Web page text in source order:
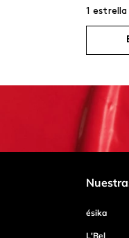
1 estrella
Título
Tu
ésika
L'Bel